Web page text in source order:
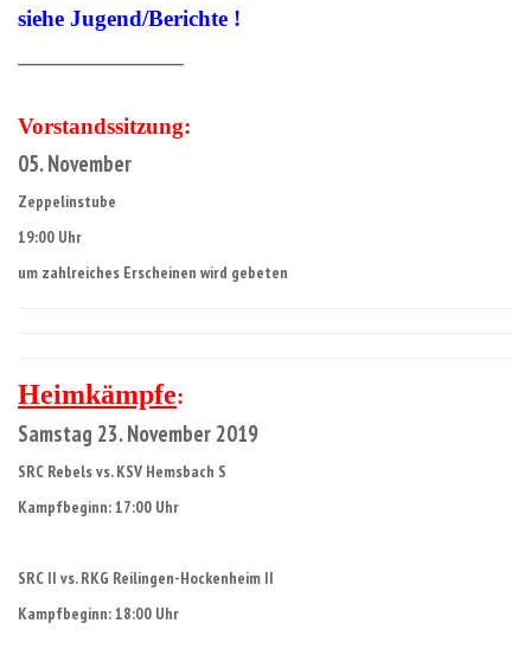
siehe Jugend/Berichte !
Vorstandssitzung:
05. November
Zeppelinstube
19:00 Uhr
um zahlreiches Erscheinen wird gebeten
Heimkämpfe:
Samstag 23. November 2019
SRC Rebels vs. KSV Hemsbach S
Kampfbeginn: 17:00 Uhr
SRC II vs. RKG Reilingen-Hockenheim II
Kampfbeginn: 18:00 Uhr